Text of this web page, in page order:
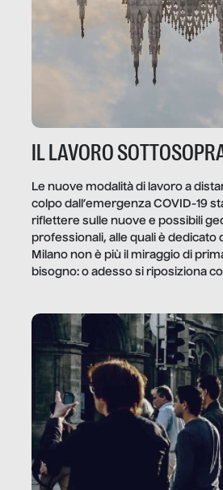
IL LAVORO
Le nuove modalità di lavoro a
colpo dall’emergenza COVID-19
riflettere sulle nuove e possibili
professionali, alle quali è
Milano non è più il miraggio di
bisogno: o adesso si riposiziona